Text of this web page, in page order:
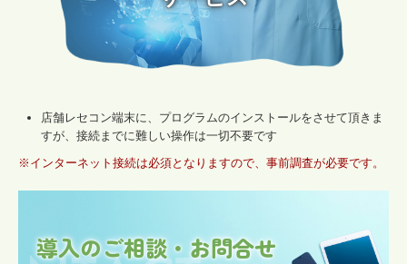
店舗レセコン端末に、プログラムのインストールをさせて頂きま
すが、接続までに難しい操作は一切不要です
※インターネット接続は必須となりますので、事前調査が必要です。
導入のご相談・お問合せ